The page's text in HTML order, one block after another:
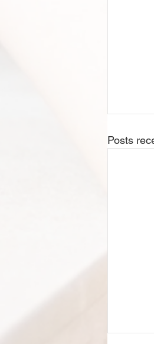
Posts